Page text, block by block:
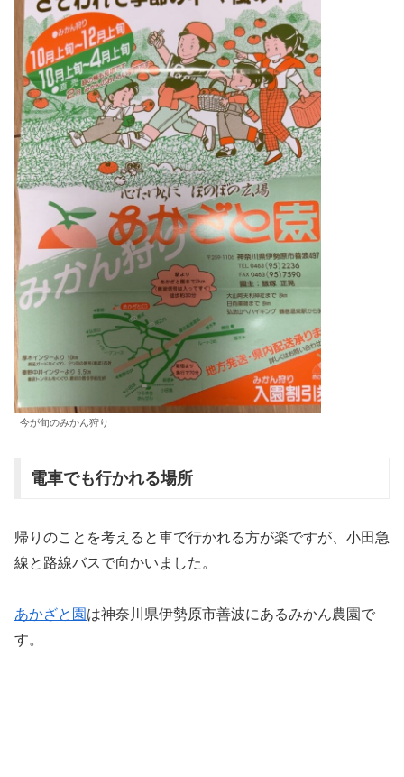
今が旬のみかん狩り
電車でも行かれる場所
帰りのことを考えると車で行かれる方が楽ですが、小田急
線と路線バスで向かいました。
あかざと園 は神奈川県伊勢原市善波にあるみかん農園で
す。